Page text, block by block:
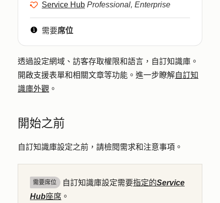
Service Hub Professional, Enterprise
需要席位
透過設定網域、訪客存取權限和語言，自訂知識庫。
開啟支援表單和相關文章等功能。進一步瞭解自訂知
識庫外觀 。
開始之前
自訂知識庫設定之前，請檢閱需求和注意事項。
需要席位 自訂知識庫設定需要指定的Service
Hub座席 。